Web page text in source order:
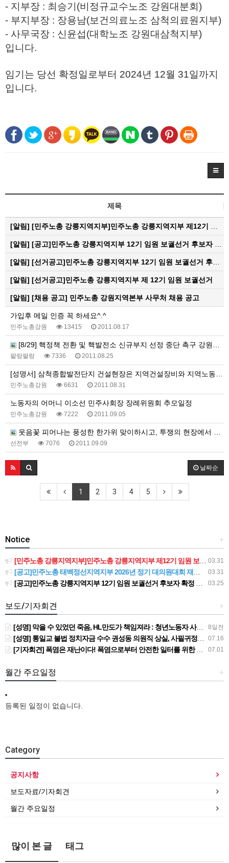
- 지부장 : 최승기(비정규교수노조 강원대분회)
- 부지부장 : 장용남(보건의료노조 삼척의료원지부)
- 사무국장 : 신윤섭(대학노조 강원대삼척지부)
입니다.
임기는 당선 확정일로부터 2024년 12월 31일까지
입니다.
제목
[알림] [민주노총 강릉지역지부]민주노총 강릉지역지부 제12기 임원 보궐선거결과 공고
[알림] [공고]민주노총 강릉지역지부 12기 임원 보궐선거 후보자 확정 공고
[알림] [선거공고]민주노총 강릉지역지부 12기 임원 보궐선거 후보 등록 기간 연장 공고
[알림] [선거공고]민주노총 강릉지역지부 제 12기 임원 보궐선거
[알림] [채용 공고] 민주노총 강원지역본부 사무처 채용 공고
가입후 메일 인증 꼭 하세요^.^
민주노총강원 13415 2011.08.17
[8/29] 핵정책 전환 및 핵발전소 신규부지 선정 중단 촉구 강원도민선언 기자회견에 많은 참여 부탁드립니다
팔랑팔랑 7336 2011.08.25
민주노총강원 6631 2011.08.31
노동자의 어머니 이소선 민주사회장 장례위원회 추모일정
민주노총강원 7222 2011.09.05
웃음꽃 피어나는 풍성한 한가위 맞이하시고, 투쟁의 현장에서 뵙겠습니다
선전부 7076 2011.09.09
날짜순
1 2 3 4 5
+
Notice
03.31
[민주노총 강릉지역지부]민주노총 강릉지역지부 제12기 임원 보궐선거결과 공고
03.31
[공고]민주노총 태백정선지역지부 2026년 정기 대의원대회 재소집 건
03.25
[공고]민주노총 강릉지역지부 12기 임원 보궐선거 후보자 확정 공고
+
보도/기자회견
8일전
[성명] 막을 수 있었던 죽음, HL만도가 책임져라 : 청년노동자 사망사고의 철저한 진상규명과 재발방지 대책 마련하라
07.16
[성명] 통일교 불법 정치자금 수수 권성동 의원직 상실, 사필귀정이다
07.01
[기자회견] 폭염은 재난이다! 폭염으로부터 안전한 일터를 위한 민주노총 강원지역본부 폭염감시단 선포 기자회견
+
월간 주요일정
등록된 일정이 없습니다.
Category
공지사항
보도자료/기자회견
월간 주요일정
많이 본 글 태그